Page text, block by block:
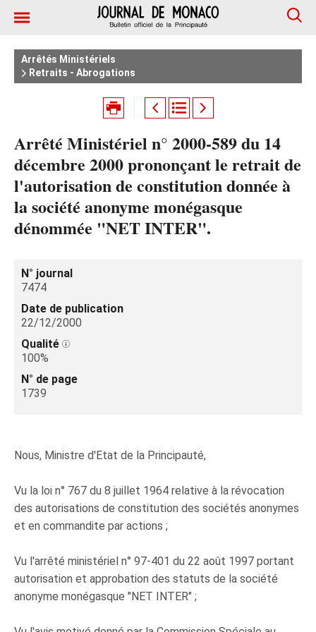
Arrêtés Ministériels
Retraits - Abrogations
Arrêté Ministériel n° 2000-589 du 14
décembre 2000 prononçant le retrait de
l'autorisation de constitution donnée à
la société anonyme monégasque
dénommée "NET INTER".
N° journal
7474
Date de publication
22/12/2000
Qualité
100%
N° de page
1739
Nous, Ministre d'Etat de la Principauté,
Vu la loi n° 767 du 8 juillet 1964 relative à la révocation
des autorisations de constitution des sociétés anonymes
et en commandite par actions ;
Vu l'arrêté ministériel n° 97-401 du 22 août 1997 portant
autorisation et approbation des statuts de la société
anonyme monégasque "NET INTER" ;